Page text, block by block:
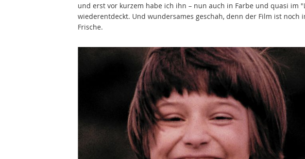
und erst vor kurzem habe ich ihn – nun auch in Farbe und quasi im
wiederentdeckt. Und wundersames geschah, denn der Film ist noch
Frische.